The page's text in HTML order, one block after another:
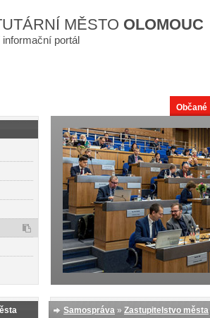
MĚSTO OLOMOUC
informační portál
Občané
Samospráva » Zastupitelstvo města